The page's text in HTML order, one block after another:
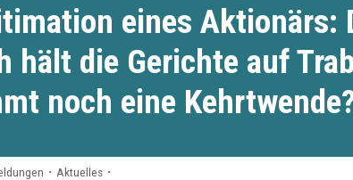
eines Aktionärs:
hält die Gerichte auf
noch eine
・ Aktuelles ・